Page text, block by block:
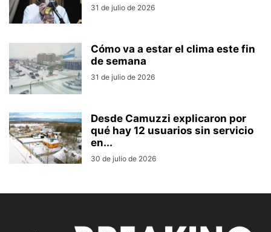
31 de julio de 2026
Cómo va a estar el clima este fin
de semana
31 de julio de 2026
Desde Camuzzi explicaron por
qué hay 12 usuarios sin servicio
en...
30 de julio de 2026